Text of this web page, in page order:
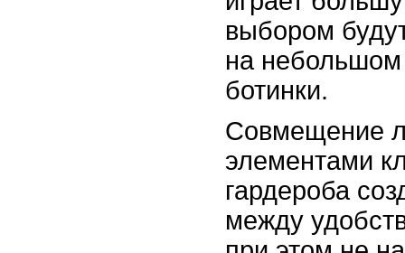
выбором
на небольшом
ботинки.
Совмещение
элементами
гардероба
между